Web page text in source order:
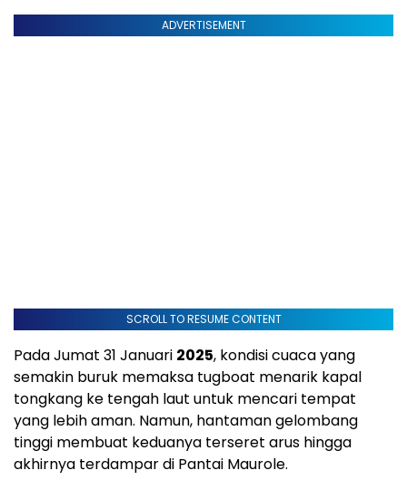
ADVERTISEMENT
SCROLL TO RESUME CONTENT
Pada Jumat 31 Januari 2025, kondisi cuaca yang
semakin buruk memaksa tugboat menarik kapal
tongkang ke tengah laut untuk mencari tempat
yang lebih aman. Namun, hantaman gelombang
tinggi membuat keduanya terseret arus hingga
akhirnya terdampar di Pantai Maurole.